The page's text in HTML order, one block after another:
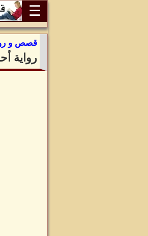
☰
قصص و
رواية